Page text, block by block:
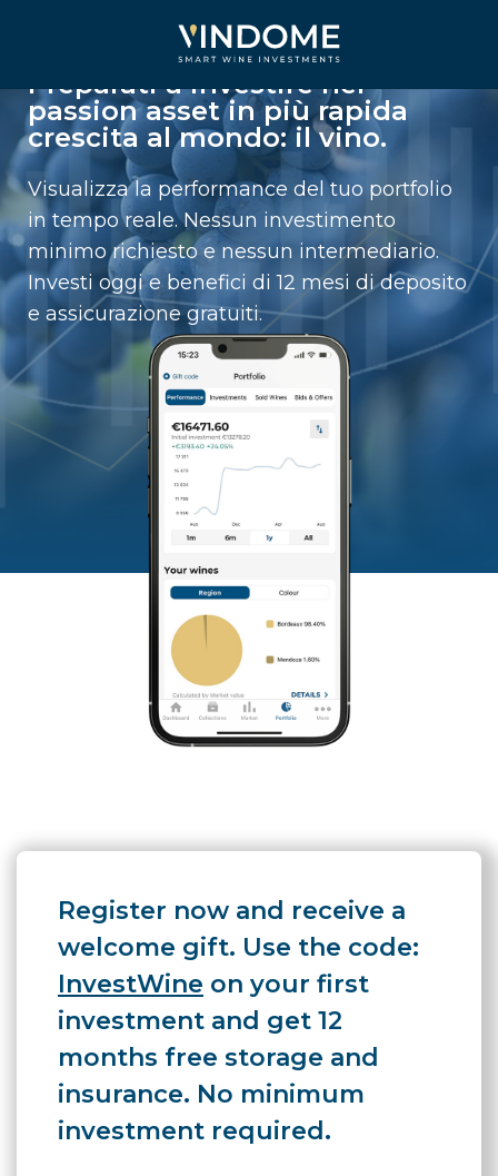
Preparati a investire nel
passion asset in più rapida
crescita al mondo: il vino.
Visualizza la performance del tuo portfolio
in tempo reale. Nessun investimento
minimo richiesto e nessun intermediario.
Investi oggi e benefici di 12 mesi di deposito
e assicurazione gratuiti.
Register now and receive a
welcome gift. Use the code:
InvestWine on your first
investment and get 12
months free storage and
insurance. No minimum
investment required.